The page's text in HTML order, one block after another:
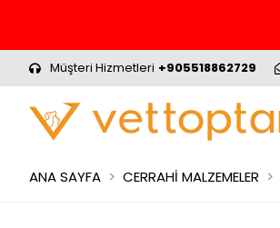
Müşteri Hizmetleri +905518862729
ANA SAYFA CERRAHİ MALZEMELER